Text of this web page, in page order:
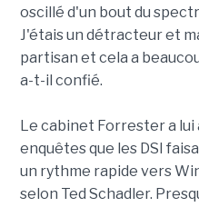
oscillé d'un bout du
J'étais un détracteur et
partisan et cela a
a-t-il confié.
Le cabinet Forrester a lui
enquêtes que les DSI
un rythme rapide vers
selon Ted Schadler.